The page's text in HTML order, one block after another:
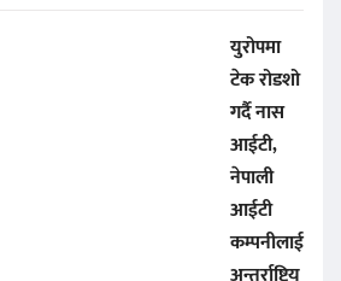
युरोपमा
टेक रोडशो
गर्दै नास
आईटी,
नेपाली
आईटी
कम्पनीलाई